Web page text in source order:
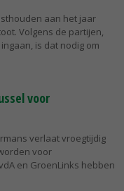
aan het jaar
Volgens de partijen,
is dat nodig om
voor
verlaat vroegtijdig
voor
en GroenLinks hebben